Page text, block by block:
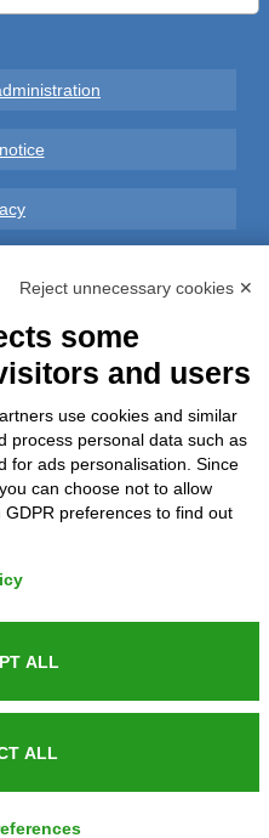
Indemnities
EN ISO 9001:2015
Italia n.8 70123, BARI
Reject unnecessary cookies ✕
some
and users
use cookies and similar
process personal data such as
for ads personalisation. Since
can choose not to allow
preferences to find out
ALL
ALL